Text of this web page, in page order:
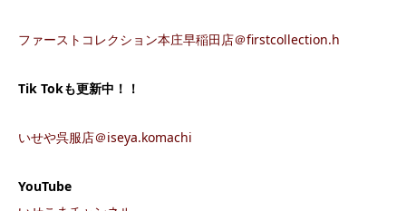
ファーストコレクション本庄早稲田店＠firstcollection.h
Tik Tokも更新中！！
いせや呉服店＠iseya.komachi
YouTube